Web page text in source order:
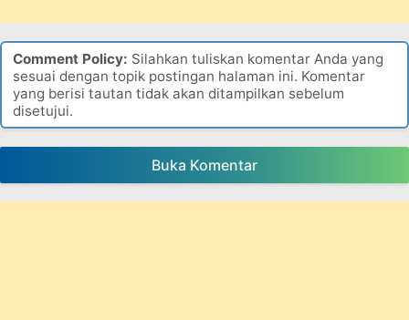
Comment Policy: Silahkan tuliskan komentar Anda yang
sesuai dengan topik postingan halaman ini. Komentar
yang berisi tautan tidak akan ditampilkan sebelum
disetujui.
Buka Komentar